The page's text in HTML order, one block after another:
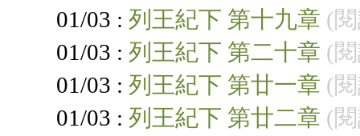
01/03 : 列王紀下 第十九章 (
01/03 : 列王紀下 第二十章 (
01/03 : 列王紀下 第廿一章 (
01/03 : 列王紀下 第廿二章 (